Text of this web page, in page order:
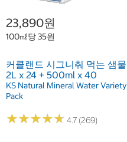
23,890원
100㎖당 35원
커클랜드 시그니춰 먹는 샘물
2L x 24 + 500ml x 40
KS Natural Mineral Water Variety
Pack
★★★★★
★★★★★ 4.7 (269)